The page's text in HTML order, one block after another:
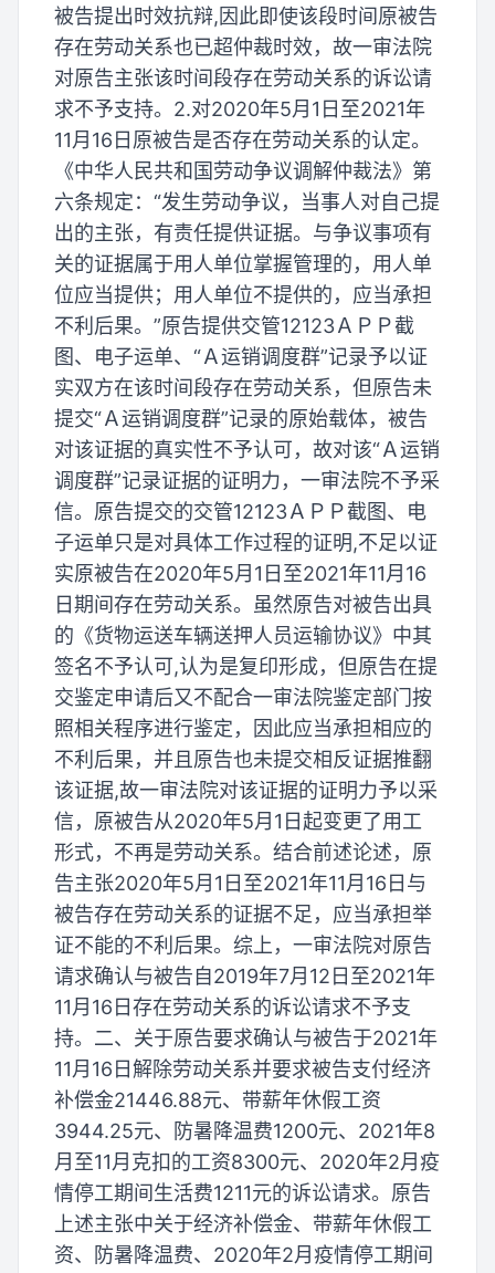
被告提出时效抗辩,因此即使该段时间原被告
存在劳动关系也已超仲裁时效，故一审法院
对原告主张该时间段存在劳动关系的诉讼请
求不予支持。2.对2020年5月1日至2021年
11月16日原被告是否存在劳动关系的认定。
《中华人民共和国劳动争议调解仲裁法》第
六条规定：“发生劳动争议，当事人对自己提
出的主张，有责任提供证据。与争议事项有
关的证据属于用人单位掌握管理的，用人单
位应当提供；用人单位不提供的，应当承担
不利后果。”原告提供交管12123ＡＰＰ截
图、电子运单、“Ａ运销调度群”记录予以证
实双方在该时间段存在劳动关系，但原告未
提交“Ａ运销调度群”记录的原始载体，被告
对该证据的真实性不予认可，故对该“Ａ运销
调度群”记录证据的证明力，一审法院不予采
信。原告提交的交管12123ＡＰＰ截图、电
子运单只是对具体工作过程的证明,不足以证
实原被告在2020年5月1日至2021年11月16
日期间存在劳动关系。虽然原告对被告出具
的《货物运送车辆送押人员运输协议》中其
签名不予认可,认为是复印形成，但原告在提
交鉴定申请后又不配合一审法院鉴定部门按
照相关程序进行鉴定，因此应当承担相应的
不利后果，并且原告也未提交相反证据推翻
该证据,故一审法院对该证据的证明力予以采
信，原被告从2020年5月1日起变更了用工
形式，不再是劳动关系。结合前述论述，原
告主张2020年5月1日至2021年11月16日与
被告存在劳动关系的证据不足，应当承担举
证不能的不利后果。综上，一审法院对原告
请求确认与被告自2019年7月12日至2021年
11月16日存在劳动关系的诉讼请求不予支
持。二、关于原告要求确认与被告于2021年
11月16日解除劳动关系并要求被告支付经济
补偿金21446.88元、带薪年休假工资
3944.25元、防暑降温费1200元、2021年8
月至11月克扣的工资8300元、2020年2月疫
情停工期间生活费1211元的诉讼请求。原告
上述主张中关于经济补偿金、带薪年休假工
资、防暑降温费、2020年2月疫情停工期间